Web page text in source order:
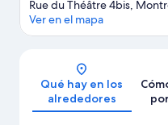
Rue du Théâtre 4bis,
Ver en el mapa
Qué hay en los
alrededores